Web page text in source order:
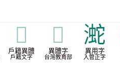
𧉮
戶籍異體
戶籍文字
𧉮
異體字
台灣教育部
㵃
異用字
入管正字